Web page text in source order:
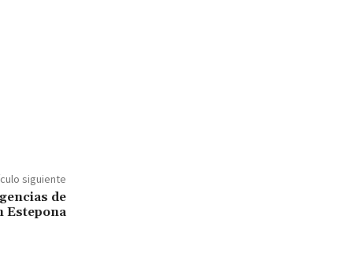
siguiente
de
Estepona